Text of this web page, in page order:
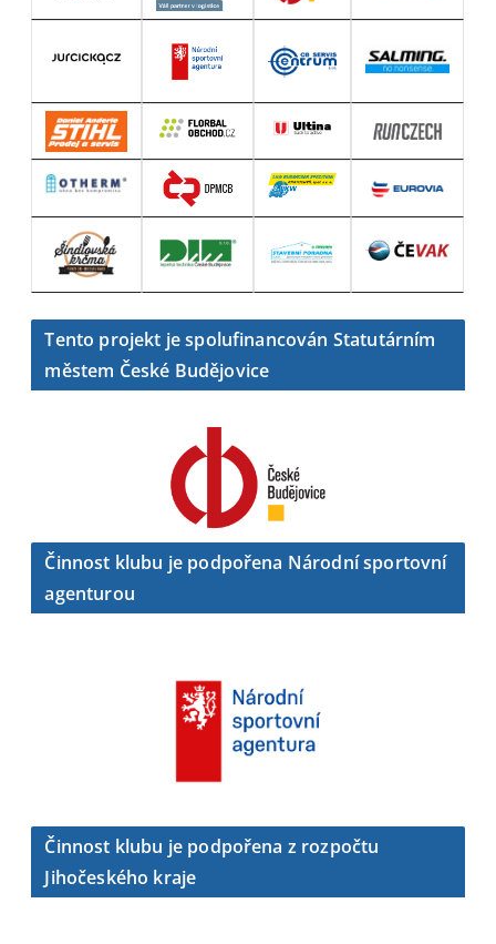
Tento projekt je spolufinancován Statutárním
městem České Budějovice
Činnost klubu je podpořena Národní sportovní
agenturou
Činnost klubu je podpořena z rozpočtu
Jihočeského kraje